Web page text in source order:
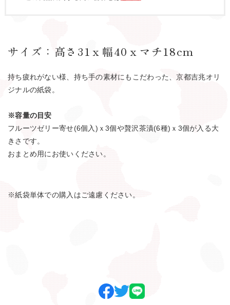
サイズ：高さ31ｘ幅40ｘマチ18cm
持ち疲れがない様、持ち手の素材にもこだわった、京都吉兆オリ
ジナルの紙袋。
※容量の目安
フルーツゼリー寄せ(6個入)ｘ3個や贅沢茶漬(6種)ｘ3個が入る大
きさです。
おまとめ用にお使いください。
※紙袋単体での購入はご遠慮ください。